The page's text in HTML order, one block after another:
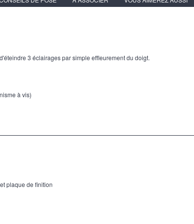
3 éclairages par simple effleurement du doigt.
à vis)
plaque de finition